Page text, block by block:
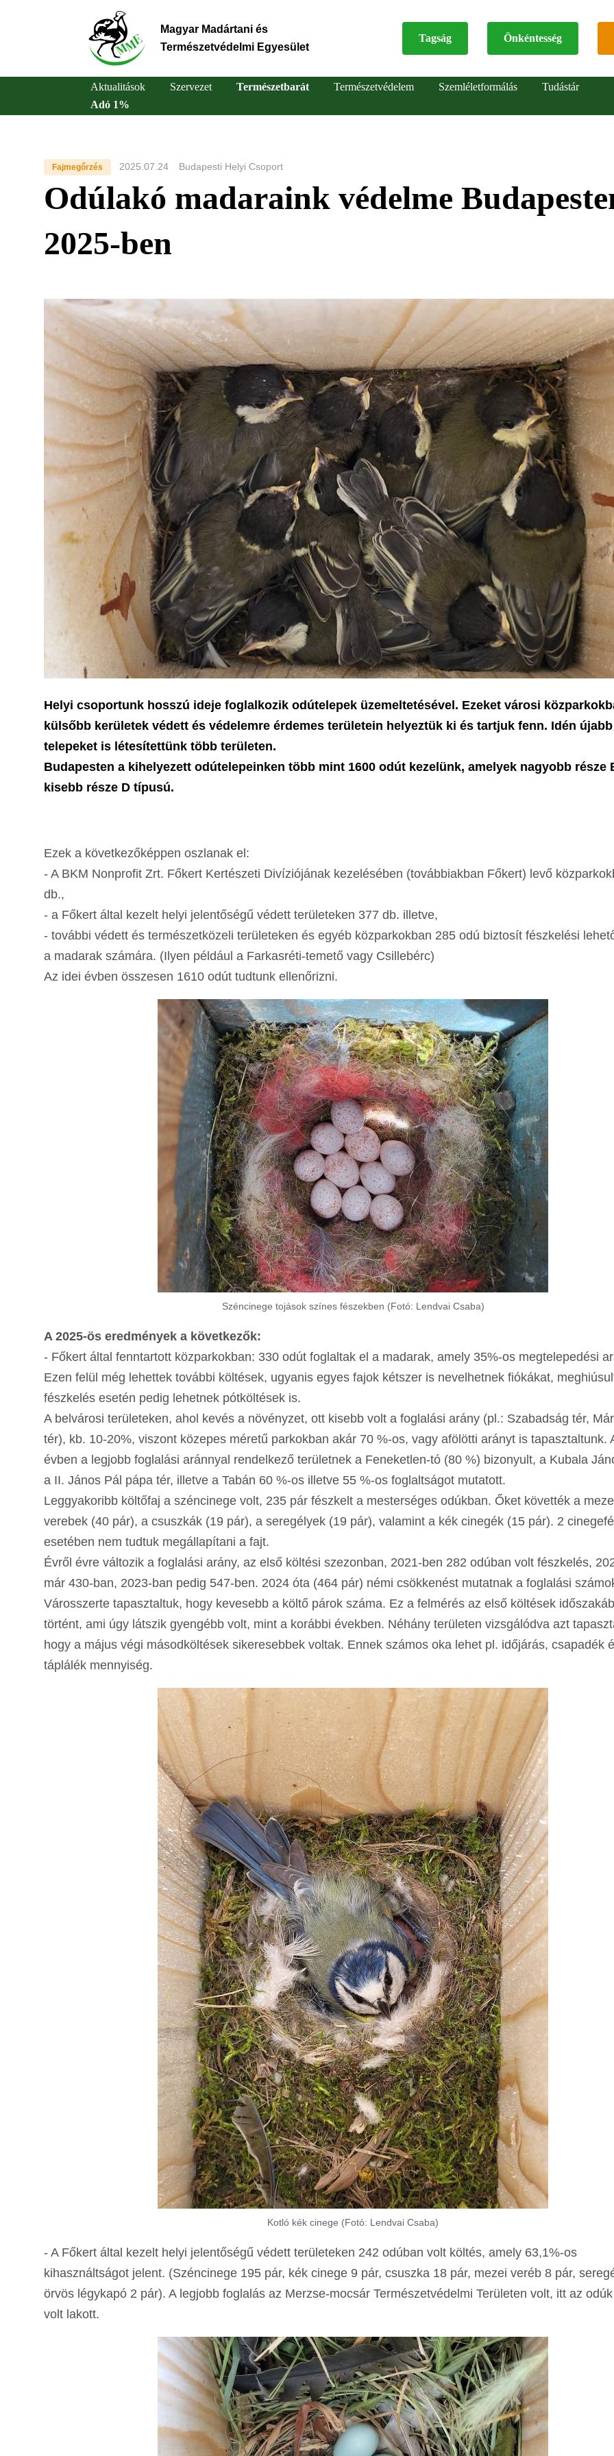
Magyar Madártani és
Természetvédelmi Egyesület
Top
Tagság Önkéntesség
Main
navigation
Aktualitások Szervezet Természetbarát Természetvédelem Szemléletformálás
Tudástár
Adó 1%
Fajmegőrzés 2025.07.24 Budapesti Helyi Csoport
Odúlakó madaraink védelme
2025-ben
Helyi csoportunk hosszú ideje foglalkozik odútelepek üzemeltetésével. Ezeket városi
külsőbb kerületek védett és védelemre érdemes területein helyeztük ki és tartjuk fenn. Idén újabb
telepeket is létesítettünk több területen.
Budapesten a kihelyezett odútelepeinken több mint 1600 odút kezelünk, amelyek nagyobb része
kisebb része D típusú.
Ezek a következőképpen oszlanak el:
- A BKM Nonprofit Zrt. Főkert Kertészeti Divíziójának kezelésében (továbbiakban Főkert) levő
db.,
- a Főkert által kezelt helyi jelentőségű védett területeken 377 db. illetve,
- további védett és természetközeli területeken és egyéb közparkokban 285 odú biztosít fészkelési
a madarak számára. (Ilyen például a Farkasréti-temető vagy Csillebérc)
Az idei évben összesen 1610 odút tudtunk ellenőrizni.
Széncinege tojások színes fészekben (Fotó: Lendvai Csaba)
A 2025-ös eredmények a következők:
- Főkert által fenntartott közparkokban: 330 odút foglaltak el a madarak, amely 35%-os megtelepedési
Ezen felül még lehettek további költések, ugyanis egyes fajok kétszer is nevelhetnek fiókákat,
fészkelés esetén pedig lehetnek pótköltések is.
A belvárosi területeken, ahol kevés a növényzet, ott kisebb volt a foglalási arány (pl.: Szabadság tér,
tér), kb. 10-20%, viszont közepes méretű parkokban akár 70 %-os, vagy afölötti arányt is tapasztaltunk.
évben a legjobb foglalási aránnyal rendelkező területnek a Feneketlen-tó (80 %) bizonyult, a Kubala
a II. János Pál pápa tér, illetve a Tabán 60 %-os illetve 55 %-os foglaltságot mutatott.
Leggyakoribb költőfaj a széncinege volt, 235 pár fészkelt a mesterséges odúkban. Őket követték a
verebek (40 pár), a csuszkák (19 pár), a seregélyek (19 pár), valamint a kék cinegék (15 pár). 2
esetében nem tudtuk megállapítani a fajt.
Évről évre változik a foglalási arány, az első költési szezonban, 2021-ben 282 odúban volt fészkelés,
már 430-ban, 2023-ban pedig 547-ben. 2024 óta (464 pár) némi csökkenést mutatnak a foglalási
Városszerte tapasztaltuk, hogy kevesebb a költő párok száma. Ez a felmérés az első költések
történt, ami úgy látszik gyengébb volt, mint a korábbi években. Néhány területen vizsgálódva azt
hogy a május végi másodköltések sikeresebbek voltak. Ennek számos oka lehet pl. időjárás, csapadék
táplálék mennyiség.
Kotló kék cinege (Fotó: Lendvai Csaba)
- A Főkert által kezelt helyi jelentőségű védett területeken 242 odúban volt költés, amely 63,1%-os
kihasználtságot jelent. (Széncinege 195 pár, kék cinege 9 pár, csuszka 18 pár, mezei veréb 8 pár,
örvös légykapó 2 pár). A legjobb foglalás az Merzse-mocsár Természetvédelmi Területen volt, itt az
volt lakott.